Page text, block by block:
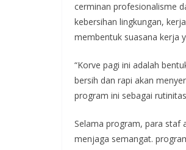
cerminan profesionalisme
kebersihan lingkungan,
membentuk suasana kerja
“Korve pagi ini adalah
bersih dan rapi akan
program ini sebagai
Selama program, para staf
menjaga semangat.